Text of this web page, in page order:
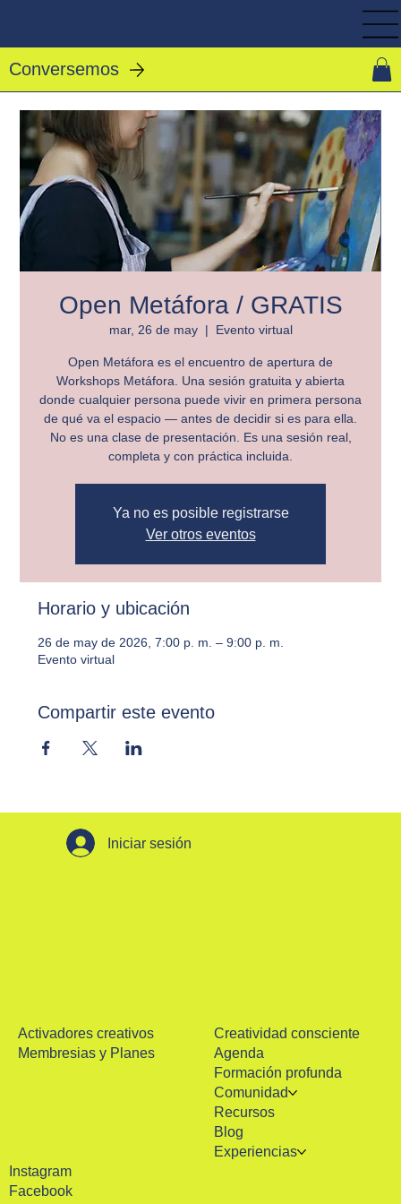
Conversemos
Open Metáfora / GRATIS
mar, 26 de may
  |
Evento virtual
Open Metáfora es el encuentro de apertura de
Workshops Metáfora. Una sesión gratuita y abierta
donde cualquier persona puede vivir en primera persona
de qué va el espacio — antes de decidir si es para ella.
No es una clase de presentación. Es una sesión real,
completa y con práctica incluida.
Ya no es posible registrarse
Ver otros eventos
Horario y ubicación
26 de may de 2026, 7:00 p. m. – 9:00 p. m.
Evento virtual
Compartir este evento
Instagram
Facebook
Iniciar sesión
Creatividad consciente
Agenda
Formación profunda
Comunidad
Recursos
Blog
Experiencias
Activadores creativos
Membresias y Planes